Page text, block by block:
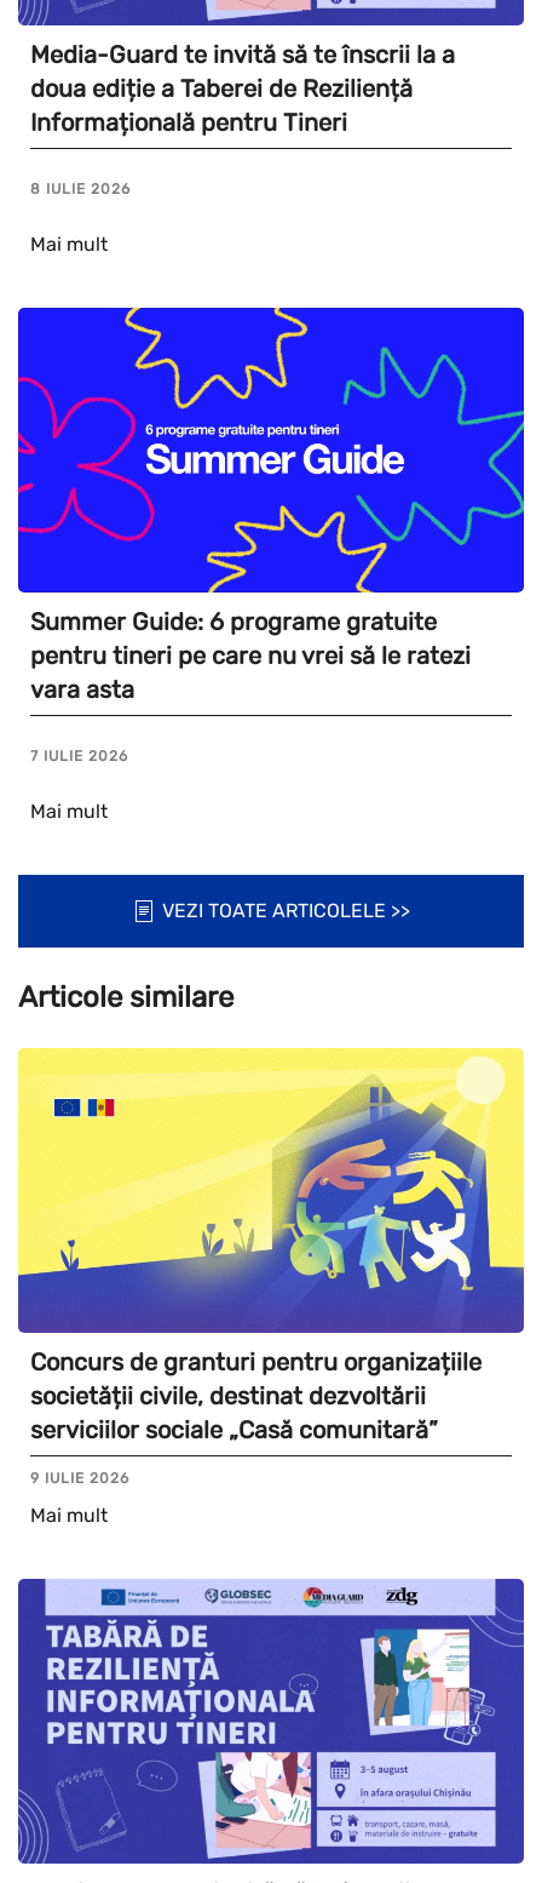
Media-Guard te invită să te înscrii la a
doua ediție a Taberei de Reziliență
Informațională pentru Tineri
8 IULIE 2026
Mai mult
Summer Guide: 6 programe gratuite
pentru tineri pe care nu vrei să le ratezi
vara asta
7 IULIE 2026
Mai mult
VEZI TOATE ARTICOLELE >>
Articole similare
Concurs de granturi pentru organizațiile
societății civile, destinat dezvoltării
serviciilor sociale „Casă comunitară”
9 IULIE 2026
Mai mult